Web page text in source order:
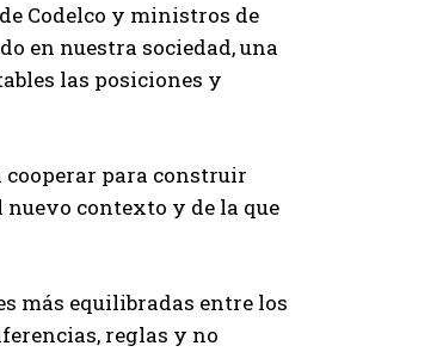
Codelco y ministros de
en nuestra sociedad, una
las posiciones y
cooperar para construir
contexto y de la que
más equilibradas entre los
reglas y no